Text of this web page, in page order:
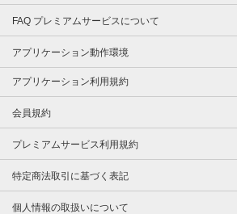
FAQ プレミアムサービスについて
アプリケーション動作環境
アプリケーション利用規約
会員規約
プレミアムサービス利用規約
特定商法取引に基づく表記
個人情報の取扱いについて